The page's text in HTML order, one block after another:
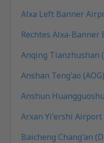
Alxa Left Banner
Rechtes Alxa-Banner
Anqing Tianzhushan
Anshan Teng'ao (AOG)
Anshun Huangguoshu
Arxan Yi'ershi Airport
Baicheng Chang'an